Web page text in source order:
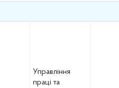
Управління
праці та